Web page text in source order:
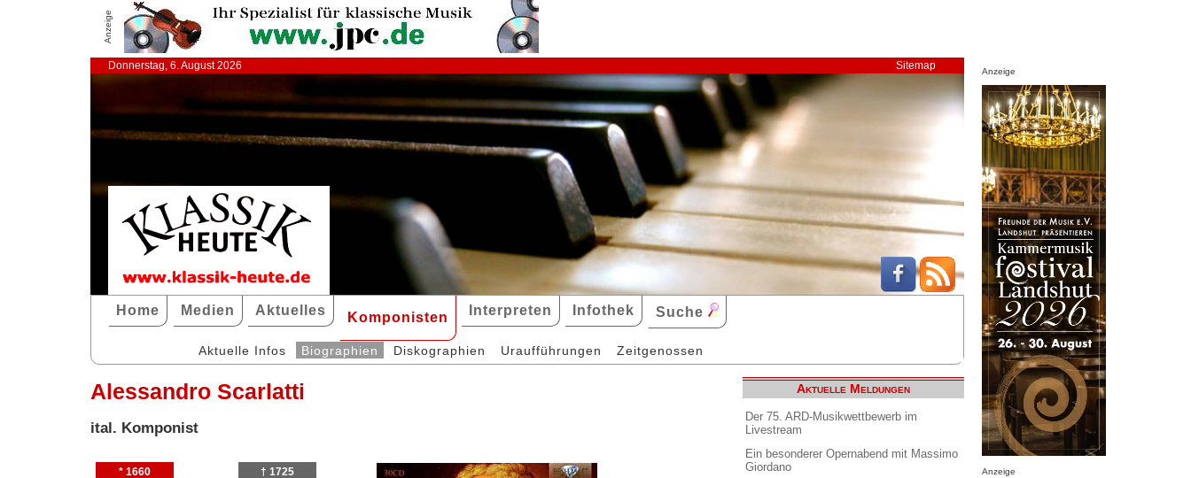
Anzeige
Donnerstag, 6. August 2026 Sitemap
Home Medien Aktuelles Komponisten Interpreten Infothek Suche
Aktuelle Infos Biographien Diskographien Uraufführungen Zeitgenossen
Alessandro Scarlatti
ital. Komponist
* 1660 † 1725
Aktuelle Meldungen
Der 75. ARD-Musikwettbewerb im
Livestream
Ein besonderer Opernabend mit Massimo
Giordano
Anzeige
Anzeige